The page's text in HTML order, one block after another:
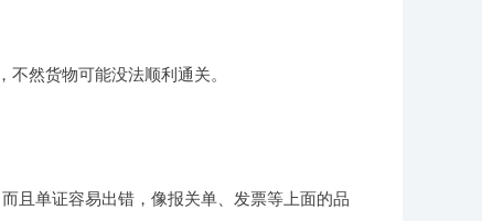
然货物可能没法顺利通关。
且单证容易出错，像报关单、发票等上面的品